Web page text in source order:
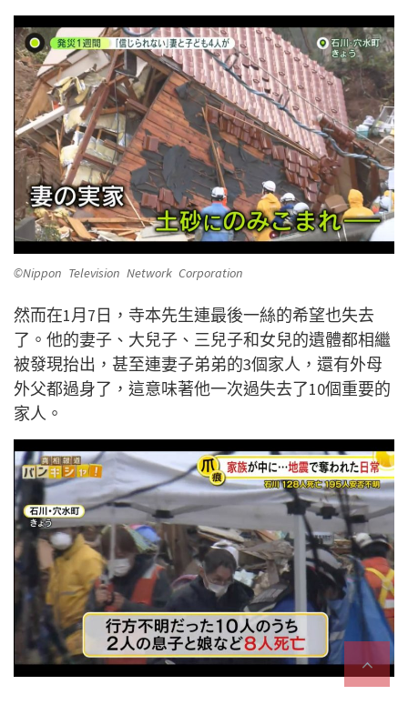
©Nippon Television Network Corporation
然而在1月7日，寺本先生連最後一絲的希望也失去
了。他的妻子、大兒子、三兒子和女兒的遺體都相繼
被發現抬出，甚至連妻子弟弟的3個家人，還有外母
外父都過身了，這意味著他一次過失去了10個重要的
家人。